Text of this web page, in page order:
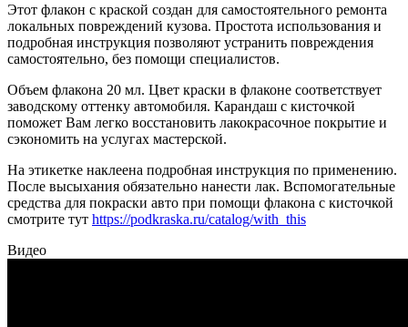
Этот флакон с краской создан для самостоятельного ремонта
локальных повреждений кузова. Простота использования и
подробная инструкция позволяют устранить повреждения
самостоятельно, без помощи специалистов.
Объем флакона 20 мл. Цвет краски в флаконе соответствует
заводскому оттенку автомобиля. Карандаш с кисточкой
поможет Вам легко восстановить лакокрасочное покрытие и
сэкономить на услугах мастерской.
На этикетке наклеена подробная инструкция по применению.
После высыхания обязательно нанести лак. Вспомогательные
средства для покраски авто при помощи флакона с кисточкой
смотрите тут https://podkraska.ru/catalog/with_this
Видео